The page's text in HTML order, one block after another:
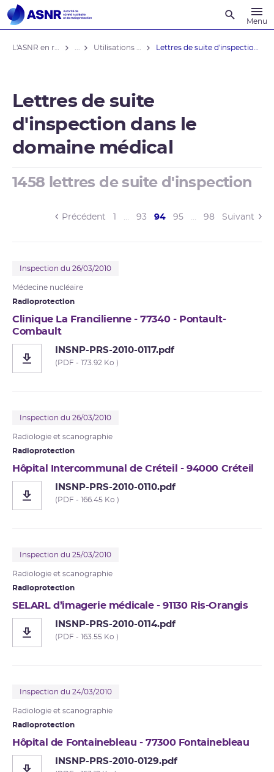
Menu
Lettres de suite
d'inspection dans le
domaine médical
1458 lettres de suite d'inspection
Précédent … 93 94(current)
95 … 98 Suivant
Inspection du 26/03/2010
Médecine nucléaire
Radioprotection
Clinique La Francilienne - 77340 - Pontault-
Combault
INSNP-PRS-2010-0117.pdf
(PDF - 173.92 Ko )
Inspection du 26/03/2010
Radiologie et scanographie
Radioprotection
Hôpital Intercommunal de Créteil - 94000 Créteil
INSNP-PRS-2010-0110.pdf
(PDF - 166.45 Ko )
Inspection du 25/03/2010
Radiologie et scanographie
Radioprotection
SELARL d’imagerie médicale - 91130 Ris-Orangis
INSNP-PRS-2010-0114.pdf
(PDF - 163.55 Ko )
Inspection du 24/03/2010
Radiologie et scanographie
Radioprotection
Hôpital de Fontainebleau - 77300 Fontainebleau
INSNP-PRS-2010-0129.pdf